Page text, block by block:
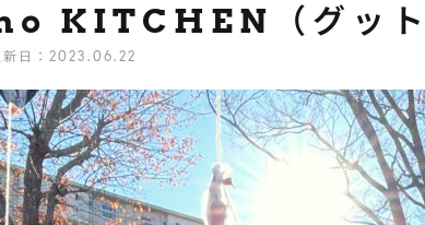
KITCHEN（グット
日：2023.06.22